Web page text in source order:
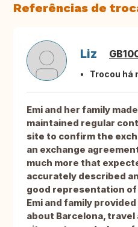
Referências de
Liz
Trocou há
Emi and her family
maintained regular
site to confirm the
an exchange
much more that
accurately described
good representation
Emi and family
about Barcelona,